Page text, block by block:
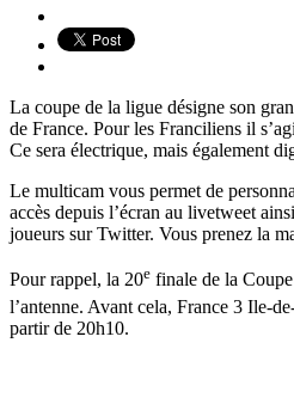
La coupe de la ligue désigne son
de France. Pour les Franciliens il
Ce sera électrique, mais également
Le multicam vous permet de
accès depuis l’écran au livetweet
joueurs sur Twitter. Vous prenez la
Pour rappel, la 20e finale de la
l’antenne. Avant cela, France 3 Ile-
partir de 20h10.